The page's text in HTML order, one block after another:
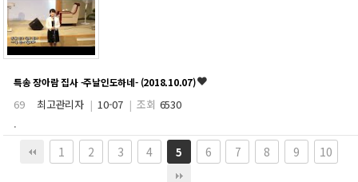
특송 장아람 집사 -주날인도하네- (2018.10.07)
69 최고관리자 | 10-07 | 조회 6530
.
1 2 3 4 5 6 7 8 9 10